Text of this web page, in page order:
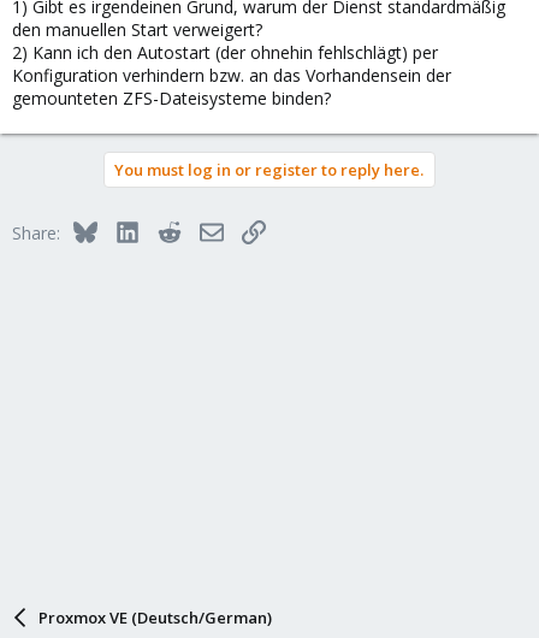
1) Gibt es irgendeinen Grund, warum der Dienst standardmäßig
den manuellen Start verweigert?
2) Kann ich den Autostart (der ohnehin fehlschlägt) per
Konfiguration verhindern bzw. an das Vorhandensein der
gemounteten ZFS-Dateisysteme binden?
You must log in or register to reply here.
Share: BlueskyLinkedInRedditEmailLink
Proxmox VE (Deutsch/German)